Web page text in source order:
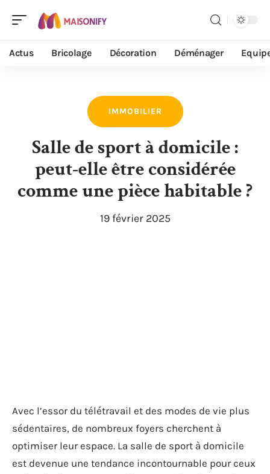
Actus Bricolage Décoration Déménager
IMMOBILIER
Salle de sport à domicile :
peut-elle être considérée
comme une pièce habitable ?
19 février 2025
Avec l’essor du télétravail et des modes de vie plus
sédentaires, de nombreux foyers cherchent à
optimiser leur espace. La salle de sport à domicile
est devenue une tendance incontournable pour ceux